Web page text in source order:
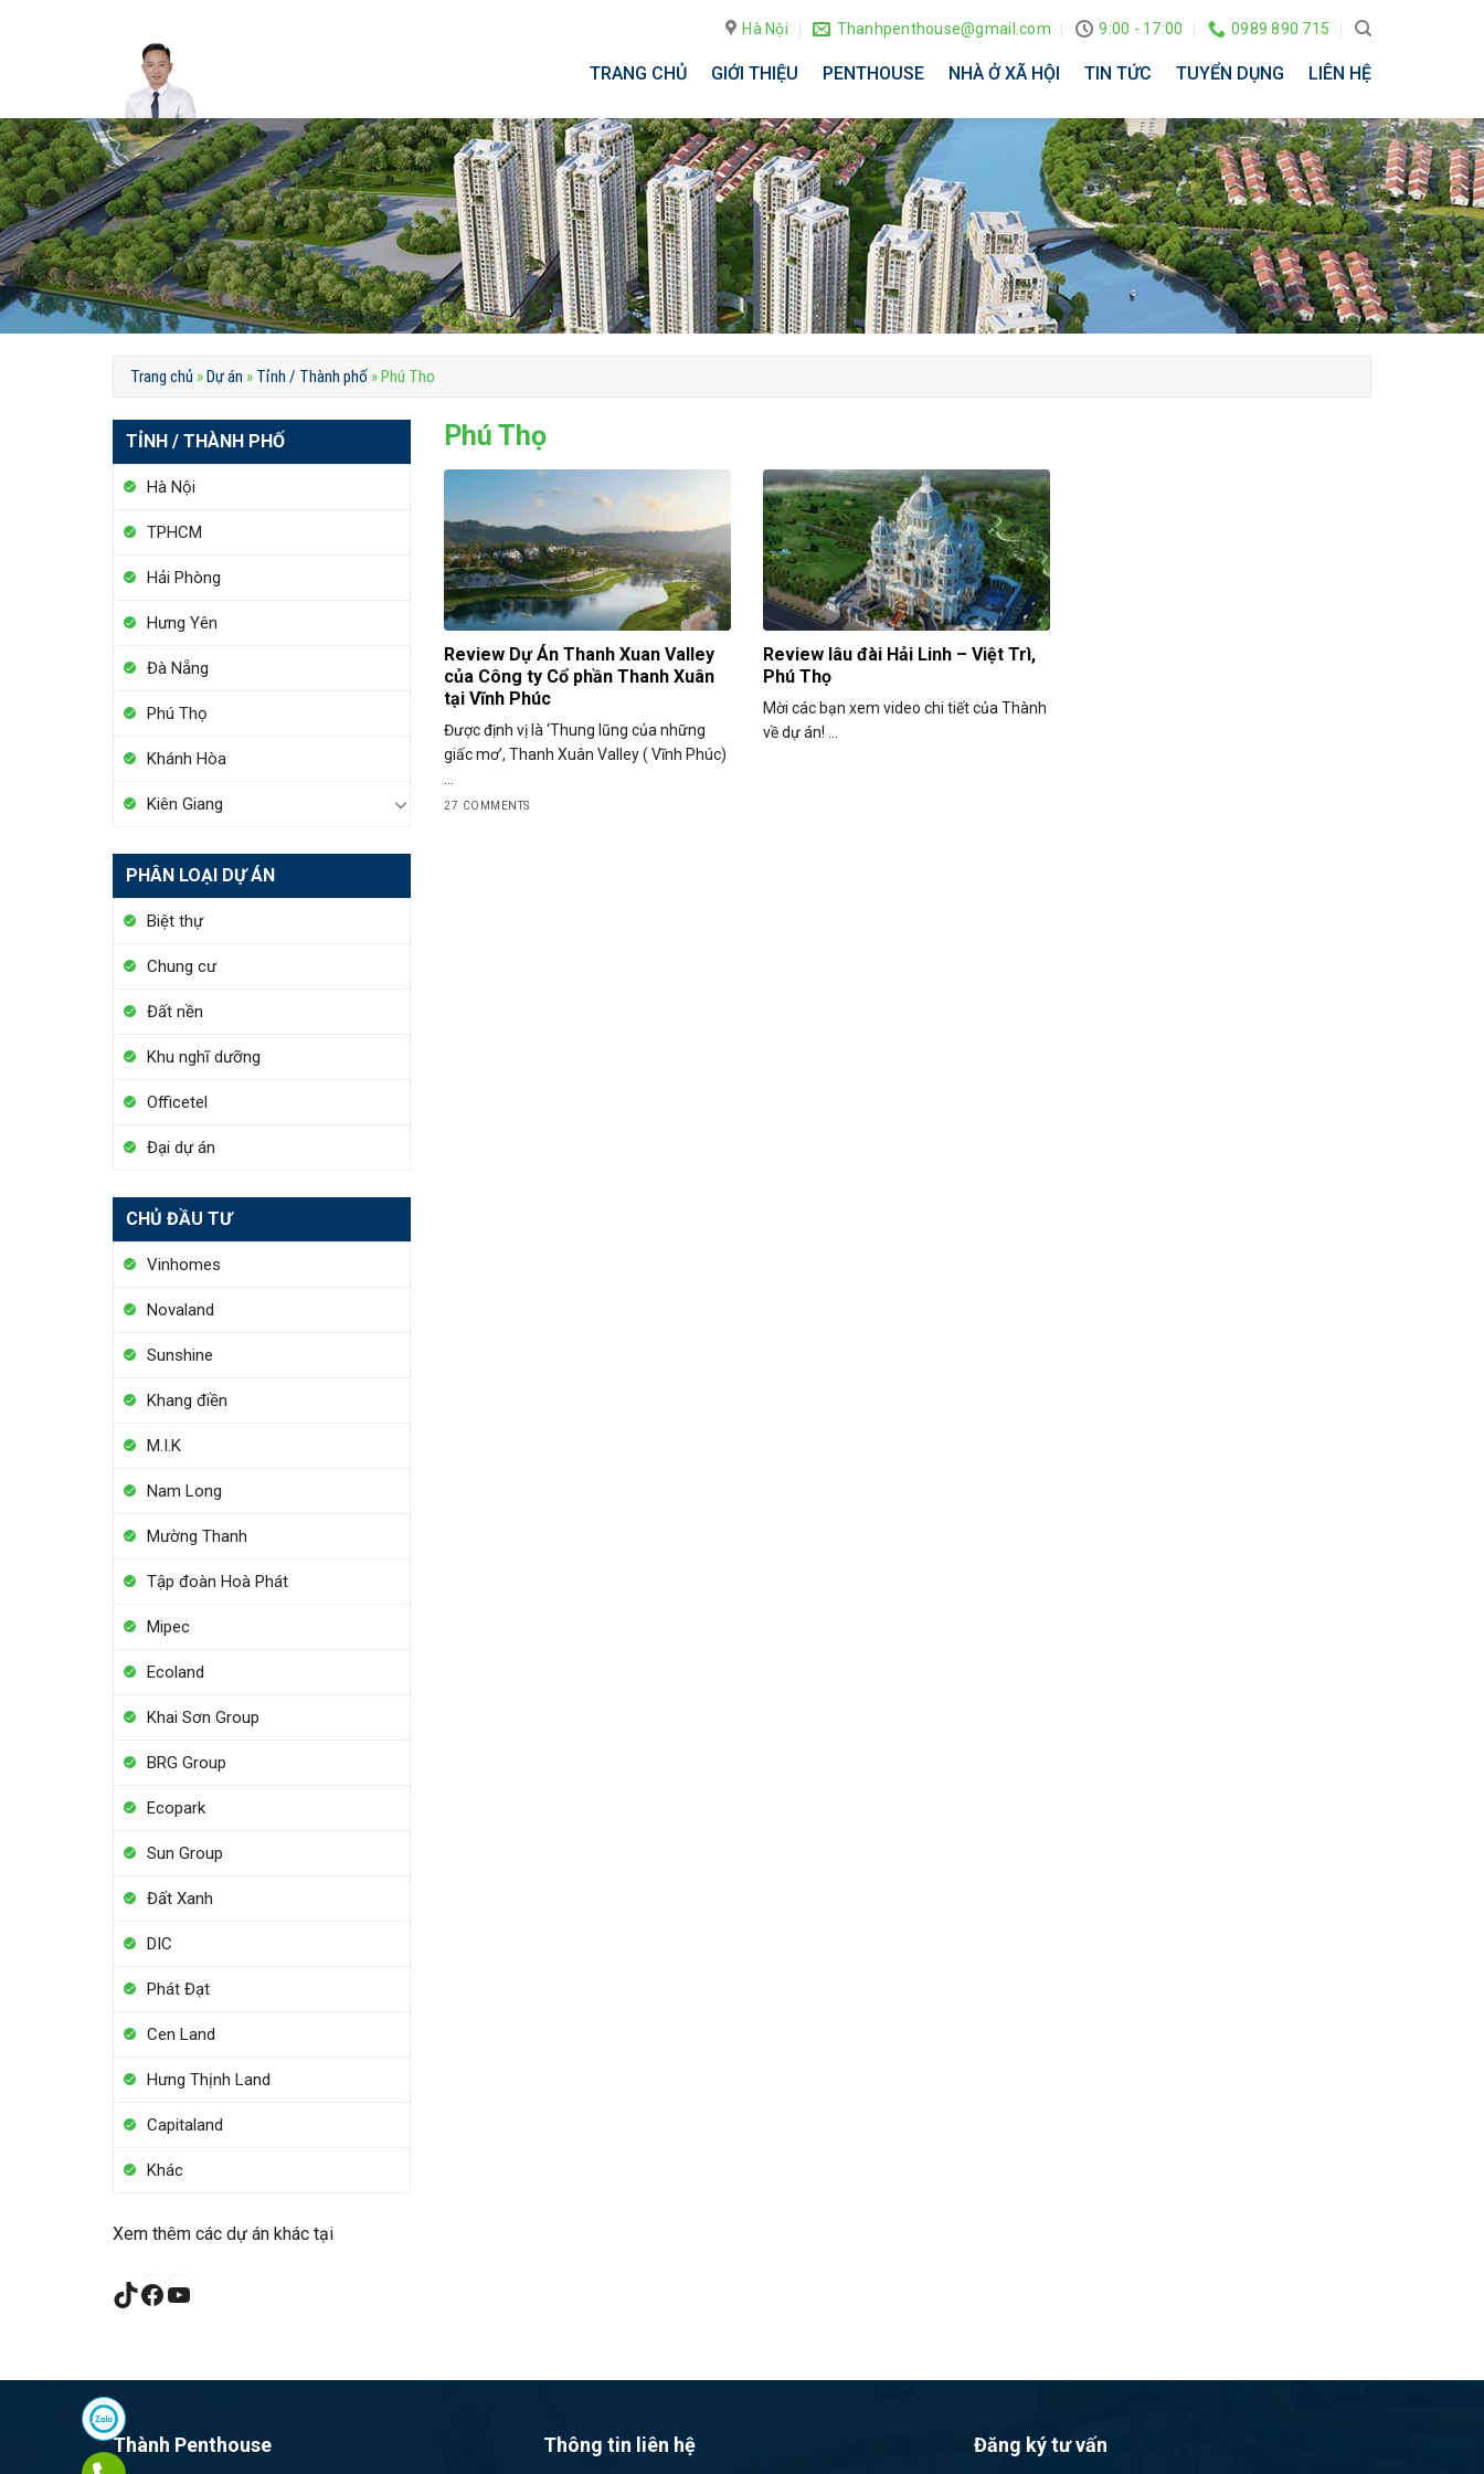
Hà Nội Thanhpenthouse@gmail.com 9:00 - 17:00 0989 890 715
TRANG CHỦ GIỚI THIỆU PENTHOUSE NHÀ Ở XÃ HỘI TIN TỨC TUYỂN DỤNG LIÊN HỆ
Trang chủ »Dự án » Tỉnh / Thành phố »Phú Thọ
TỈNH / THÀNH PHỐ
Hà Nội
TPHCM
Hải Phòng
Hưng Yên
Đà Nẵng
Phú Thọ
Khánh Hòa
Kiên Giang
PHÂN LOẠI DỰ ÁN
Biệt thự
Chung cư
Đất nền
Khu nghĩ dưỡng
Officetel
Đại dự án
CHỦ ĐẦU TƯ
Vinhomes
Novaland
Sunshine
Khang điền
M.I.K
Nam Long
Mường Thanh
Tập đoàn Hoà Phát
Mipec
Ecoland
Khai Sơn Group
BRG Group
Ecopark
Sun Group
Đất Xanh
DIC
Phát Đạt
Cen Land
Hưng Thịnh Land
Capitaland
Khác
Xem thêm các dự án khác tại
TikTok
Facebook
Phú Thọ
Review Dự Án Thanh Xuan Valley
của Công ty Cổ phần Thanh Xuân
tại Vĩnh Phúc
Được định vị là ‘Thung lũng của những
giấc mơ’, Thanh Xuân Valley ( Vĩnh Phúc)
27 COMMENTS
Review lâu đài Hải Linh – Việt Trì,
Phú Thọ
Mời các bạn xem video chi tiết của Thành
về dự án! ...
Thành Penthouse Thông tin liên hệ Đăng ký tư vấn